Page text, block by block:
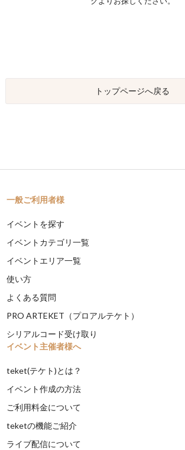
トップページへ戻る
一般ご利用者様
イベントを探す
イベントカテゴリ一覧
イベントエリア一覧
使い方
よくある質問
PRO ARTEKET（プロアルテケト）
シリアルコード受け取り
イベント主催者様へ
teket(テケト)とは？
イベント作成の方法
ご利用料金について
teketの機能ご紹介
ライブ配信について